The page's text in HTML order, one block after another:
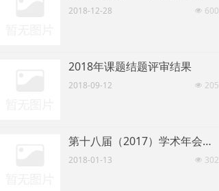
넶 600
2018-12-28
2018年课题结题评审结果
넶 205
2018-09-12
第十八届（2017）学术年会论文评奖获奖论文名单
넶 302
2018-01-13